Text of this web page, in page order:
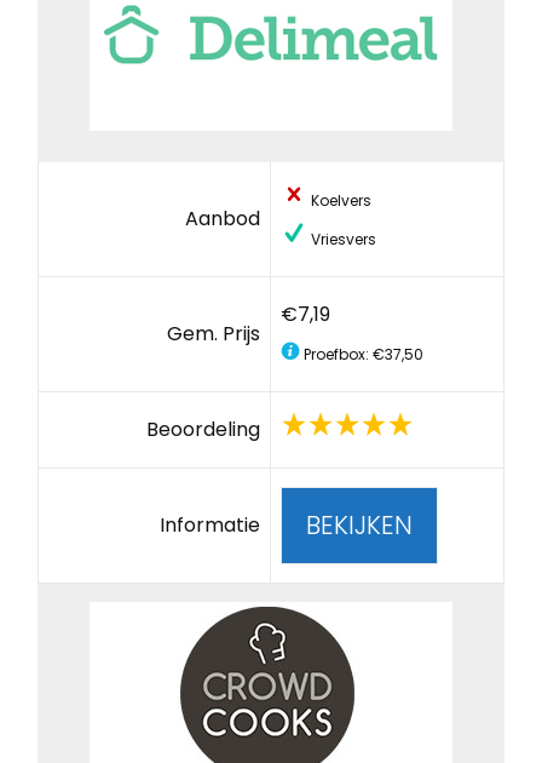
Aanbod
Koelvers
Vriesvers
Gem. Prijs
€7,19
Proefbox: €37,50
Beoordeling
Informatie BEKIJKEN